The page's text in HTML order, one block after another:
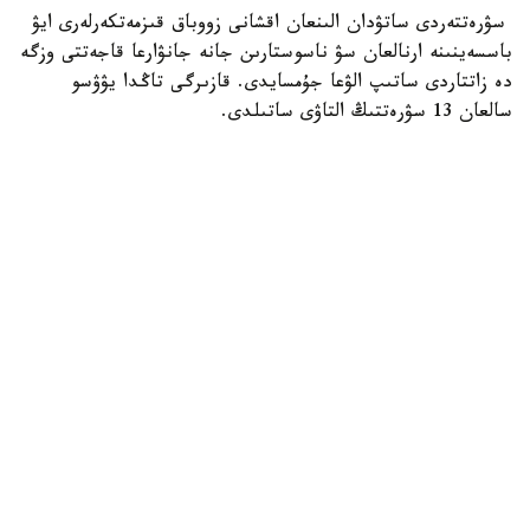
سۋرەتتەردى ساتۋدان الىنعان اقشانى زووباق قىزمەتكەرلەرى ايۋ
باسسەينىنە ارنالعان سۋ ناسوستارىن جانە جانۋارعا قاجەتتى وزگە
دە زاتتاردى ساتىپ الۋعا جۇمسايدى. قازىرگى تاڭدا يۋۋسو
سالعان 13 سۋرەتتىڭ التاۋى ساتىلدى.